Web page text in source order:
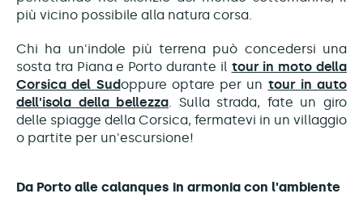
più vicino possibile alla natura corsa.
Chi ha un'indole più terrena può concedersi una
sosta tra Piana e Porto durante il tour in moto della
Corsica del Sudoppure optare per un tour in auto
dell'isola della bellezza. Sulla strada, fate un giro
delle spiagge della Corsica, fermatevi in un villaggio
o partite per un'escursione!
Da Porto alle calanques in armonia con l'ambiente